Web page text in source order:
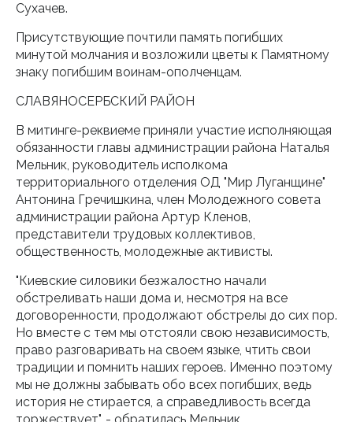
Сухачев.
Присутствующие почтили память погибших
минутой молчания и возложили цветы к Памятному
знаку погибшим воинам-ополченцам.
СЛАВЯНОСЕРБСКИЙ РАЙОН
В митинге-реквиеме приняли участие исполняющая
обязанности главы администрации района Наталья
Мельник, руководитель исполкома
территориального отделения ОД "Мир Луганщине"
Антонина Гречишкина, член Молодежного совета
администрации района Артур Кленов,
представители трудовых коллективов,
общественность, молодежные активисты.
"Киевские силовики безжалостно начали
обстреливать наши дома и, несмотря на все
договоренности, продолжают обстрелы до сих пор.
Но вместе с тем мы отстояли свою независимость,
право разговаривать на своем языке, чтить свои
традиции и помнить наших героев. Именно поэтому
мы не должны забывать обо всех погибших, ведь
история не стирается, а справедливость всегда